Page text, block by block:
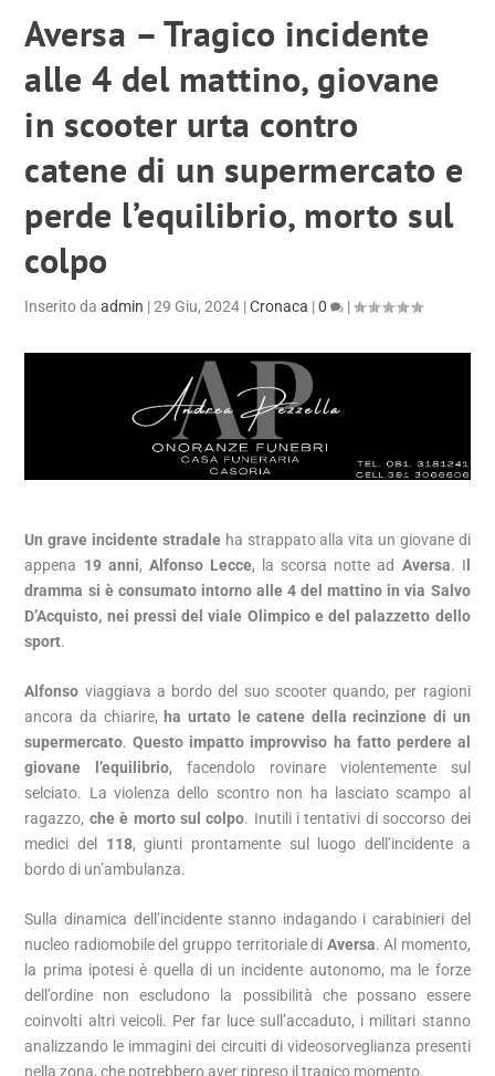
Aversa – Tragico incidente
alle 4 del mattino, giovane
in scooter urta contro
catene di un supermercato e
perde l’equilibrio, morto sul
colpo
Inserito daadmin |29 Giu, 2024 |Cronaca |0 |
Un grave incidente stradaleha strappato alla vita un giovane di
appena 19 anni, Alfonso Lecce, la scorsa notte ad Aversa. Il
dramma si è consumato intorno alle 4 del mattino in via Salvo
D’Acquisto, nei pressi del viale Olimpico e del palazzetto dello
sport.
Alfonso viaggiava a bordo del suo scooter quando, per ragioni
ancora da chiarire, ha urtato le catene della recinzione di un
supermercato.Questo impatto improvviso ha fatto perdere al
giovane l’equilibrio, facendolo rovinare violentemente sul
selciato. La violenza dello scontro non ha lasciato scampo al
ragazzo, che è morto sul colpo. Inutili i tentativi di soccorso dei
medici del 118, giunti prontamente sul luogo dell’incidente a
bordo di un’ambulanza.
Sulla dinamica dell’incidente stanno indagando i carabinieri del
nucleo radiomobile del gruppo territoriale di Aversa. Al momento,
la prima ipotesi è quella di un incidente autonomo, ma le forze
dell’ordine non escludono la possibilità che possano essere
coinvolti altri veicoli. Per far luce sull’accaduto, i militari stanno
analizzando le immagini dei circuiti di videosorveglianza presenti
nella zona, che potrebbero aver ripreso il tragico momento.